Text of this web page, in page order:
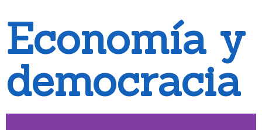
Economía y
democracia